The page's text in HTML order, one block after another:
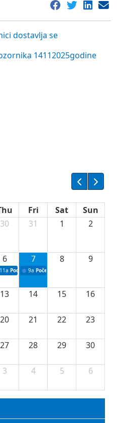
dostavlja se
14112025godine
Fri Sat
Sun
ugovora sa neprofitnim
30 31 1 2
ugovora o stipendijama za
6
11a Podrška razvoju vodne infrastrukture u
7
9a Početak izgradnje nove
8 9
13 14 15 16
20 21 22 23
27 28 29 30
3 4 5 6